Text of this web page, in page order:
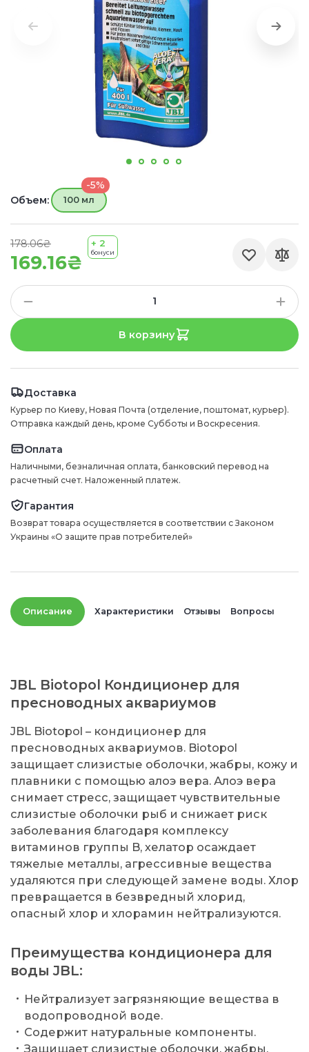
169.16₴
178.06₴ + 2
бонуси
Объем:
-5%
100 мл
В корзину
Доставка
Курьер по Киеву, Новая Почта (отделение, поштомат, курьер).
Отправка каждый день, кроме Субботы и Воскресения.
Оплата
Наличными, безналичная оплата, банковский перевод на
расчетный счет. Наложенный платеж.
Гарантия
Возврат товара осуществляется в соответствии с Законом
Украины «О защите прав потребителей»
Описание Характеристики Отзывы Вопросы
JBL Biotopol Кондиционер для
пресноводных аквариумов
JBL Biotopol – кондиционер для
пресноводных аквариумов. Biotopol
защищает слизистые оболочки, жабры, кожу и
плавники с помощью алоэ вера. Алоэ вера
снимает стресс, защищает чувствительные
слизистые оболочки рыб и снижает риск
заболевания благодаря комплексу
витаминов группы B, хелатор осаждает
тяжелые металлы, агрессивные вещества
удаляются при следующей замене воды. Хлор
превращается в безвредный хлорид,
опасный хлор и хлорамин нейтрализуются.
Преимущества кондиционера для
воды JBL:
Нейтрализует загрязняющие вещества в
водопроводной воде.
Содержит натуральные компоненты.
Защищает слизистые оболочки, жабры,